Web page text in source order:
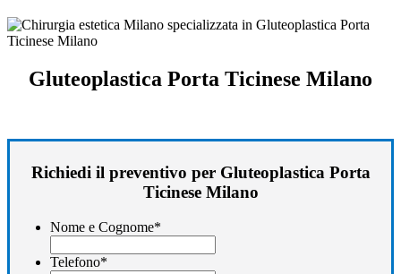
Gluteoplastica Porta Ticinese Milano
Richiedi il preventivo per Gluteoplastica Porta
Ticinese Milano
Nome e Cognome*
Telefono*